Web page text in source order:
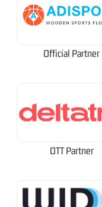
Official Partner
OTT Partner